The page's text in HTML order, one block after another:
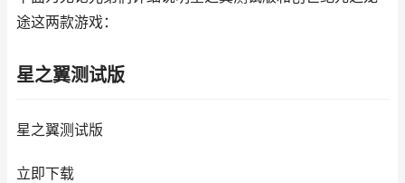
途这两款游戏：
星之翼测试版
星之翼测试版
立即下载